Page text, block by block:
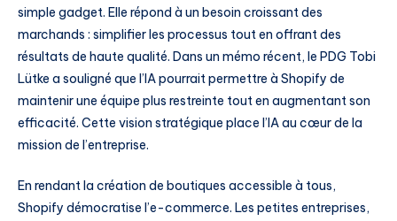
simple gadget. Elle répond à un besoin croissant des
marchands : simplifier les processus tout en offrant des
résultats de haute qualité. Dans un mémo récent, le PDG Tobi
Lütke a souligné que l’IA pourrait permettre à Shopify de
maintenir une équipe plus restreinte tout en augmentant son
efficacité. Cette vision stratégique place l’IA au cœur de la
mission de l’entreprise.
En rendant la création de boutiques accessible à tous,
Shopify démocratise l’e-commerce. Les petites entreprises,